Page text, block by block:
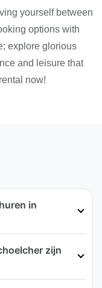
yourself between
options with
explore glorious
and leisure that
now!
in
zijn